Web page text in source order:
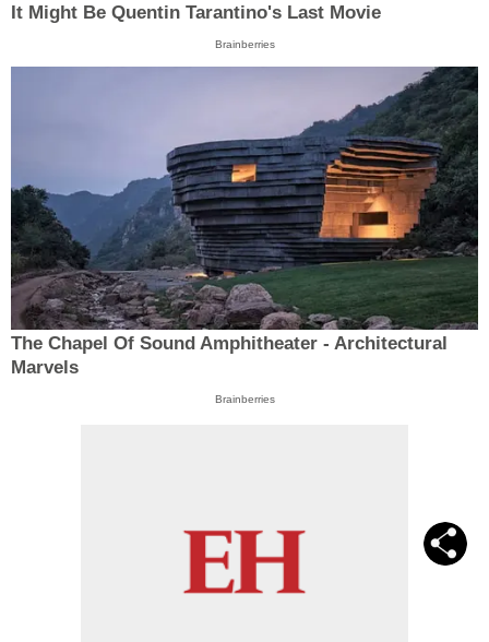
It Might Be Quentin Tarantino's Last Movie
Brainberries
The Chapel Of Sound Amphitheater - Architectural
Marvels
Brainberries